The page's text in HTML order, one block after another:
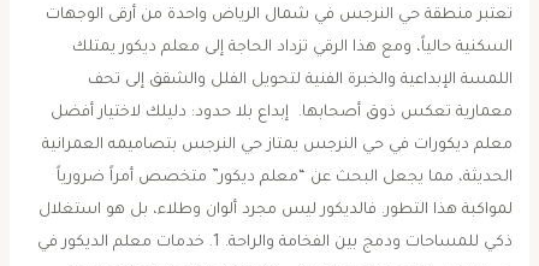
تعتبر منطقة حي النرجس في شمال الرياض واحدة من أرقى الوجهات
السكنية حالياً، ومع هذا الرقي تزداد الحاجة إلى معلم ديكور يمتلك
اللمسة الإبداعية والخبرة الفنية لتحويل الفلل والشقق إلى تحف
معمارية تعكس ذوق أصحابها. ​ ​إبداع بلا حدود: دليلك لاختيار أفضل
معلم ديكورات في حي النرجس ​يمتاز حي النرجس بتصاميمه العمرانية
الحديثة، مما يجعل البحث عن “معلم ديكور” متخصص أمراً ضرورياً
لمواكبة هذا التطور. فالديكور ليس مجرد ألوان وطلاء، بل هو استغلال
ذكي للمساحات ودمج بين الفخامة والراحة. ​1. خدمات معلم الديكور في